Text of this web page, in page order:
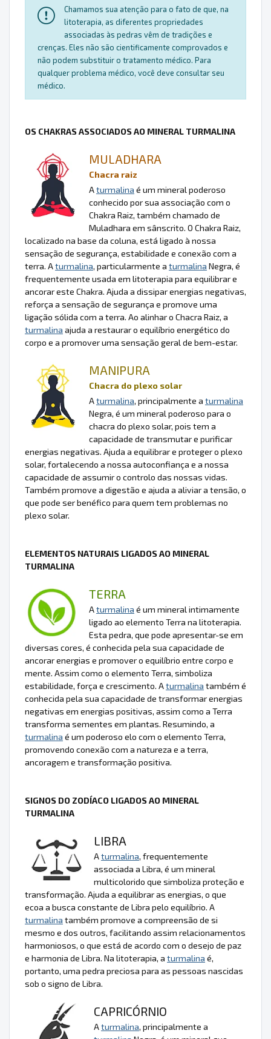
Chamamos sua atenção para o fato de que, na
litoterapia, as diferentes propriedades
associadas às pedras vêm de tradições e
crenças. Eles não são cientificamente comprovados e
não podem substituir o tratamento médico. Para
qualquer problema médico, você deve consultar seu
médico.
OS CHAKRAS ASSOCIADOS AO MINERAL TURMALINA
MULADHARA
Chacra raiz
Aturmalina é um mineral poderoso
conhecido por sua associação com o
Chakra Raiz, também chamado de
Muladhara em sânscrito. O Chakra Raiz,
localizado na base da coluna, está ligado à nossa
sensação de segurança, estabilidade e conexão com a
terra. Aturmalina, particularmente a turmalina Negra, é
frequentemente usada em litoterapia para equilibrar e
ancorar este Chakra. Ajuda a dissipar energias negativas,
reforça a sensação de segurança e promove uma
ligação sólida com a terra. Ao alinhar o Chacra Raiz, a
turmalina ajuda a restaurar o equilíbrio energético do
corpo e a promover uma sensação geral de bem-estar.
MANIPURA
Chacra do plexo solar
Aturmalina, principalmente a turmalina
Negra, é um mineral poderoso para o
chacra do plexo solar, pois tem a
capacidade de transmutar e purificar
energias negativas. Ajuda a equilibrar e proteger o plexo
solar, fortalecendo a nossa autoconfiança e a nossa
capacidade de assumir o controlo das nossas vidas.
Também promove a digestão e ajuda a aliviar a tensão, o
que pode ser benéfico para quem tem problemas no
plexo solar.
ELEMENTOS NATURAIS LIGADOS AO MINERAL
TURMALINA
TERRA
Aturmalina é um mineral intimamente
ligado ao elemento Terra na litoterapia.
Esta pedra, que pode apresentar-se em
diversas cores, é conhecida pela sua capacidade de
ancorar energias e promover o equilíbrio entre corpo e
mente. Assim como o elemento Terra, simboliza
estabilidade, força e crescimento. Aturmalina também é
conhecida pela sua capacidade de transformar energias
negativas em energias positivas, assim como a Terra
transforma sementes em plantas. Resumindo, a
turmalina é um poderoso elo com o elemento Terra,
promovendo conexão com a natureza e a terra,
ancoragem e transformação positiva.
SIGNOS DO ZODÍACO LIGADOS AO MINERAL
TURMALINA
LIBRA
Aturmalina, frequentemente
associada a Libra, é um mineral
multicolorido que simboliza proteção e
transformação. Ajuda a equilibrar as energias, o que
ecoa a busca constante de Libra pelo equilíbrio. A
turmalina também promove a compreensão de si
mesmo e dos outros, facilitando assim relacionamentos
harmoniosos, o que está de acordo com o desejo de paz
e harmonia de Libra. Na litoterapia, a turmalina é,
portanto, uma pedra preciosa para as pessoas nascidas
sob o signo de Libra.
CAPRICÓRNIO
Aturmalina, principalmente a